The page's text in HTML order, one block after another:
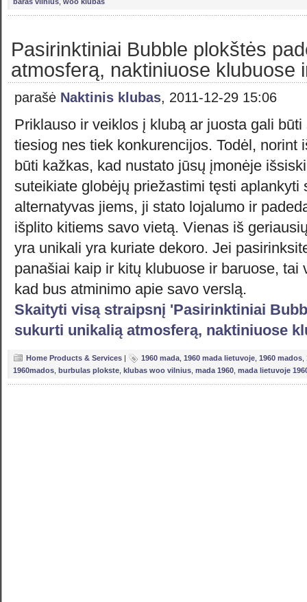
Pasirinktiniai Bubble plokštės
atmosferą, naktiniuose klubuose
parašė Naktinis klubas, 2011-12-29 15:06
Priklauso ir veiklos į klubą ar juosta gali
tiesiog nes tiek konkurencijos. Todėl, norint
būti kažkas, kad nustato jūsų įmonėje
suteikiate globėjų priežastimi tęsti aplankyti
alternatyvas jiems, ji stato lojalumo ir
išplito kitiems savo vietą. Vienas iš
yra unikali yra kuriate dekoro. Jei
panašiai kaip ir kitų klubuose ir baruose,
kad bus atminimo apie savo verslą.
Skaityti visą straipsnį 'Pasirinktiniai
sukurti unikalią atmosferą, naktiniuose
Home Products & Services | 1960 mada 1960 mada lietuvoje 1960 mados
1960mados burbulas plokste klubas woo vilnius mada 1960 mada lietuvoje